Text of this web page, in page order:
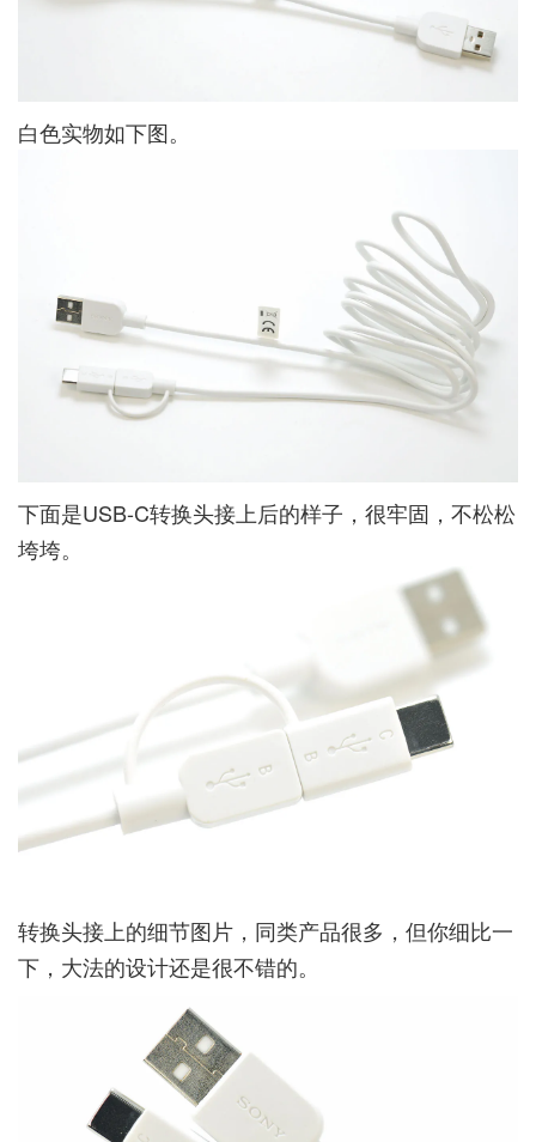
白色实物如下图。
下面是USB-C转换头接上后的样子，很牢固，不松松
垮垮。
转换头接上的细节图片，同类产品很多，但你细比一
下，大法的设计还是很不错的。